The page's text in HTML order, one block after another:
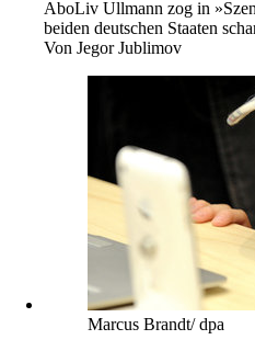
AboLiv Ullmann zog in
beiden deutschen Staaten
Von Jegor Jublimov
Marcus Brandt/ dpa